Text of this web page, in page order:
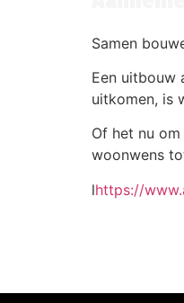
Samen
Een uitbouw
uitkomen, is
Of het nu
woonwens
lhttps://